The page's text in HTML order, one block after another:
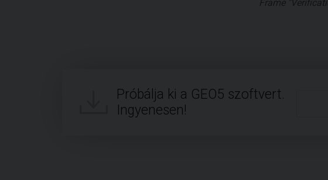
Frame
Próbálja ki a GEO5 szoftvert.
Ingyenesen!